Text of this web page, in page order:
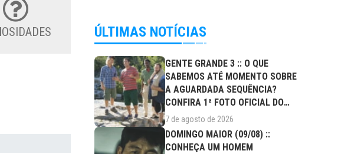
ÚLTIMAS NOTÍCIAS
GENTE GRANDE 3 :: O QUE
SABEMOS ATÉ MOMENTO SOBRE
A AGUARDADA SEQUÊNCIA?
CONFIRA 1ª FOTO OFICIAL DO
ELENCO!
7 de agosto de 2026
DOMINGO MAIOR (09/08) ::
CONHEÇA UM HOMEM